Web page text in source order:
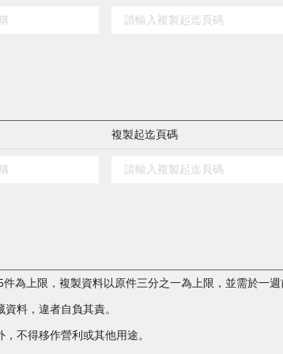
複製起迄頁碼
為上限，複製資料以原件三分之一為上限，並需於一週
料，違者自負其責。
不得移作營利或其他用途。